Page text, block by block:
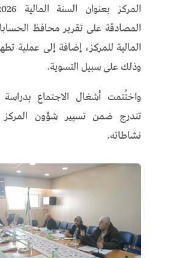
المصادقة على تقرير محافظ
المالية للمركز، إضافة إلى عملية
وذلك على سبيل التسوية.
واختُتمت أشغال الاجتماع
تندرج ضمن تسيير شؤون المركز
نشاطاته.